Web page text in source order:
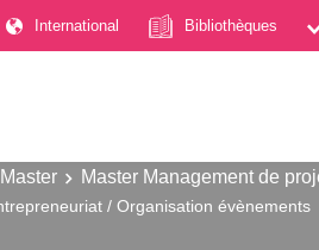
International Bibliothèques
Master Master Management de
/ Organisation évènements